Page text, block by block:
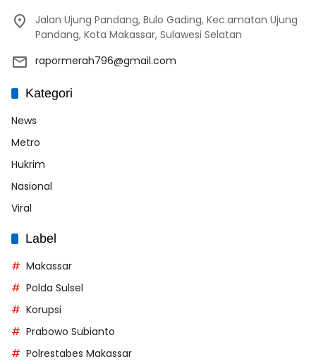
Jalan Ujung Pandang, Bulo Gading, Kec.amatan Ujung
Pandang, Kota Makassar, Sulawesi Selatan
rapormerah796@gmail.com
Kategori
News
Metro
Hukrim
Nasional
Viral
Label
Makassar
Polda Sulsel
Korupsi
Prabowo Subianto
Polrestabes Makassar